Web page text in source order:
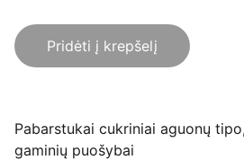
Pridėti į krepšelį
Pabarstukai cukriniai aguonų
gaminių puošybai